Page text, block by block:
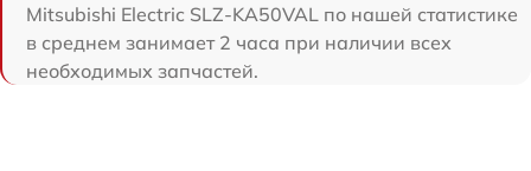
Mitsubishi Electric SLZ-KA50VAL по нашей статистике
в среднем занимает 2 часа при наличии всех
необходимых запчастей.